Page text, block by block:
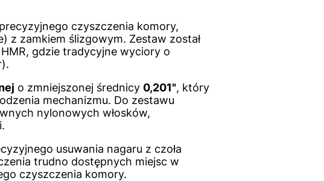
czyszczenia komory,
z zamkiem ślizgowym. Zestaw został
gdzie tradycyjne wyciory o
o zmniejszonej średnicy 0,201", który
mechanizmu. Do zestawu
nylonowych włosków,
usuwania nagaru z czoła
trudno dostępnych miejsc w
czyszczenia komory.